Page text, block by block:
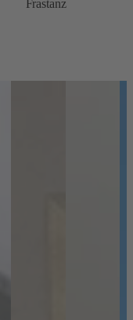
Frastanz